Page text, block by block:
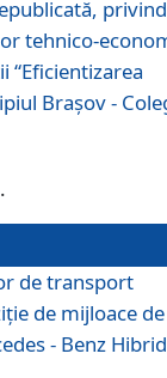
privind
tehnico-
Brașov -
de transport
de mijloace de
- Benz Hibrid